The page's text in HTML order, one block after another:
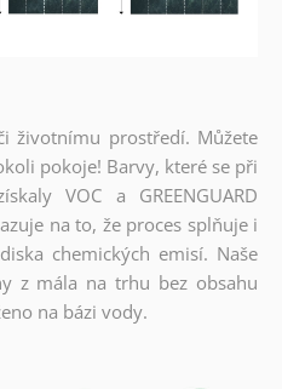
životnímu prostředí. Můžete
pokoje! Barvy, které se při
VOC a GREENGUARD
na to, že proces splňuje i
chemických emisí. Naše
z mála na trhu bez obsahu
na bázi vody.